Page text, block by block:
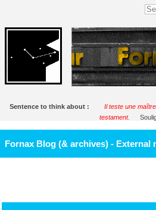
Sentence to think about :
Il teste une
testament.
Fornax Blog (& archives) - External